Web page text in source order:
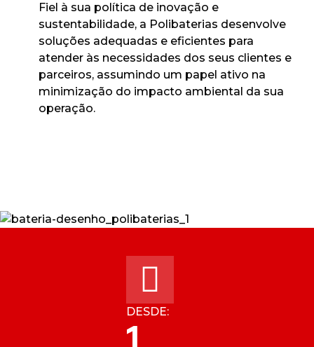
Fiel à sua política de inovação e
sustentabilidade, a Polibaterias desenvolve
soluções adequadas e eficientes para
atender às necessidades dos seus clientes e
parceiros, assumindo um papel ativo na
minimização do impacto ambiental da sua
operação.
DESDE:
1